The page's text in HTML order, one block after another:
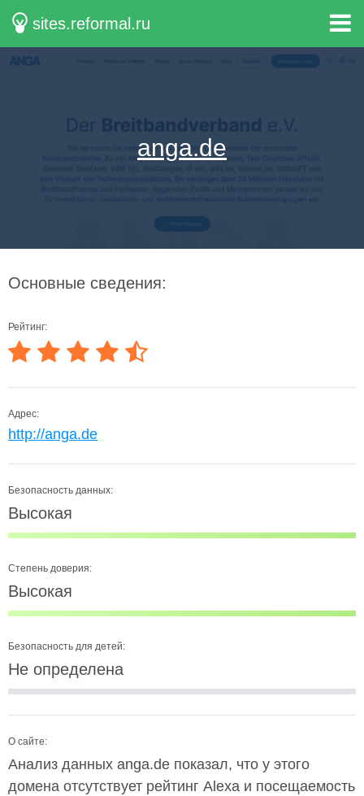
sites.reformal.ru
anga.de
Основные сведения:
Рейтинг:
Адрес:
http://anga.de
Безопасность данных:
Высокая
Степень доверия:
Высокая
Безопасность для детей:
Не определена
О сайте:
Анализ данных anga.de показал, что у этого
домена отсутствует рейтинг Alexa и посещаемость